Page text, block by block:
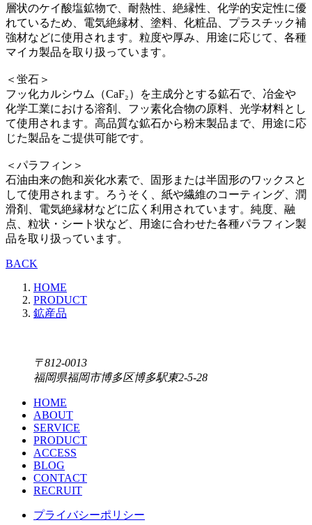
層状のケイ酸塩鉱物で、耐熱性、絶縁性、化学的安定性に優
れているため、電気絶縁材、塗料、化粧品、プラスチック補
強材などに使用されます。粒度や厚み、用途に応じて、各種
マイカ製品を取り扱っています。
＜蛍石＞
フッ化カルシウム（CaF₂）を主成分とする鉱石で、冶金や
化学工業における溶剤、フッ素化合物の原料、光学材料とし
て使用されます。高品質な鉱石から粉末製品まで、用途に応
じた製品をご提供可能です。
＜パラフィン＞
石油由来の飽和炭化水素で、固形または半固形のワックスと
して使用されます。ろうそく、紙や繊維のコーティング、潤
滑剤、電気絶縁材などに広く利用されています。純度、融
点、粒状・シート状など、用途に合わせた各種パラフィン製
品を取り扱っています。
BACK
HOME
PRODUCT
鉱産品
〒812-0013
福岡県福岡市博多区博多駅東2-5-28
HOME
ABOUT
SERVICE
PRODUCT
ACCESS
BLOG
CONTACT
RECRUIT
プライバシーポリシー